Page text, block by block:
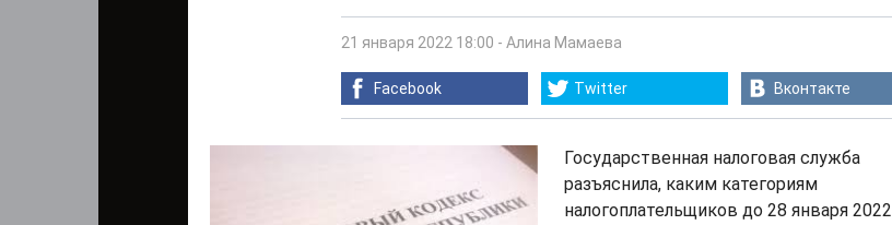
21 января 2022 18:00 - Алина Мамаева
Facebook Twitter Вконтакте
Государственная налоговая служба
разъяснила, каким категориям
налогоплательщиков до 28 января 2022